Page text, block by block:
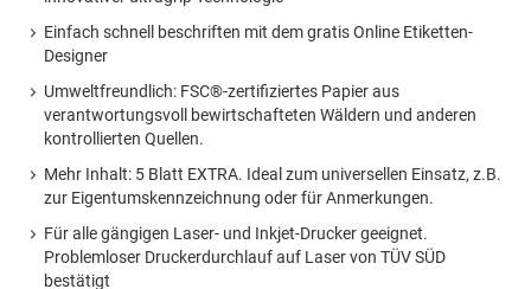
Einfach schnell beschriften mit dem gratis Online Etiketten-
Designer
Umweltfreundlich: FSC®-zertifiziertes Papier aus
verantwortungsvoll bewirtschafteten Wäldern und anderen
kontrollierten Quellen.
Mehr Inhalt: 5 Blatt EXTRA. Ideal zum universellen Einsatz, z.B.
zur Eigentumskennzeichnung oder für Anmerkungen.
Für alle gängigen Laser- und Inkjet-Drucker geeignet.
Problemloser Druckerdurchlauf auf Laser von TÜV SÜD
bestätigt